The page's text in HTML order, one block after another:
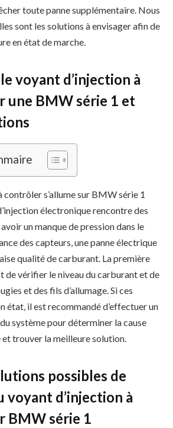
toute panne supplémentaire. Nous
sont les solutions à envisager afin de
en état de marche.
voyant d’injection à
une BMW série 1 et
contrôler s’allume sur BMW série 1
électronique rencontre des
un manque de pression dans le
des capteurs, une panne électrique
qualité de carburant. La première
de vérifier le niveau du carburant et de
et des fils d’allumage. Si ces
état, il est recommandé d’effectuer un
système pour déterminer la cause
trouver la meilleure solution.
possibles de
voyant d’injection à
BMW série 1